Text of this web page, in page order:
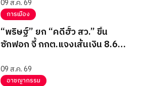
09 ส.ค. 69
การเมือง
“พริษฐ์” ยก “คดีฮั้ว สว.” ขึ้น
ซักฟอก จี้ กกต.แจงเส้นเงิน 8.6
09 ส.ค. 69
อาชญากรรม